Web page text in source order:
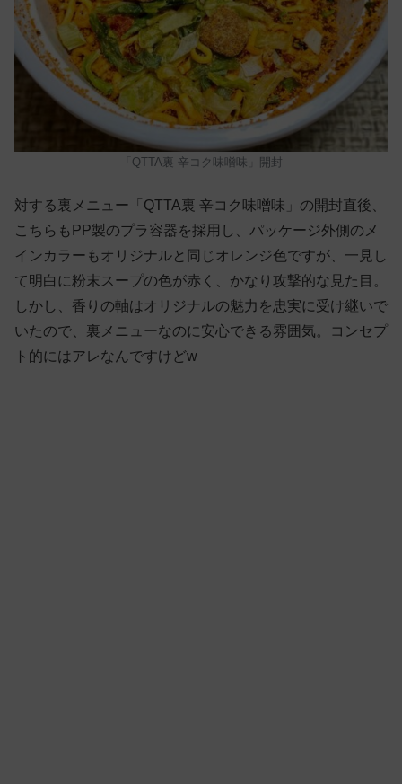
「QTTA裏 辛コク味噌味」開封
対する裏メニュー「QTTA裏 辛コク味噌味」の開封直後、
こちらもPP製のプラ容器を採用し、パッケージ外側のメ
インカラーもオリジナルと同じオレンジ色ですが、一見し
て明白に粉末スープの色が赤く、かなり攻撃的な見た目。
しかし、香りの軸はオリジナルの魅力を忠実に受け継いで
いたので、裏メニューなのに安心できる雰囲気。コンセプ
ト的にはアレなんですけどw